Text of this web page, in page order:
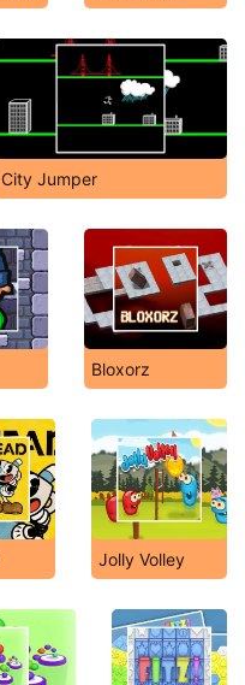
City Jumper
Bloxorz
Jolly Volley